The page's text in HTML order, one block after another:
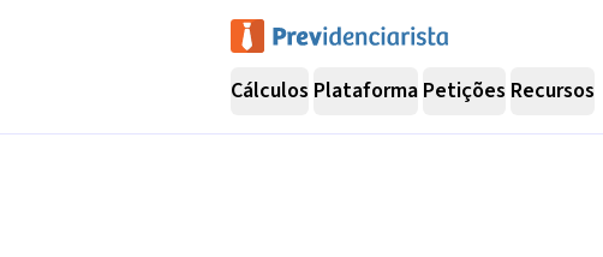
Cálculos Plataforma Petições Recursos